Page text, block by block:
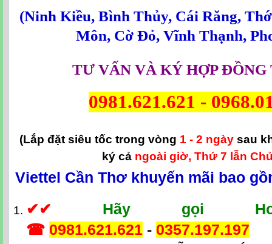
(Ninh Kiều, Bình Thủy, Cái Răng,
Môn, Cờ Đỏ, Vĩnh Thạnh,
TƯ VẤN VÀ KÝ HỢP ĐỒNG
0981.621.621 -
(Lắp đặt siêu tốc trong vòng 1 - 2 ngày sau
ký cả ngoài giờ, Thứ 7 lẫn
Viettel Cần Thơ khuyến mãi bao
✔✔ Hãy gọi
☎ 0981.621.621 - 0357.197.197